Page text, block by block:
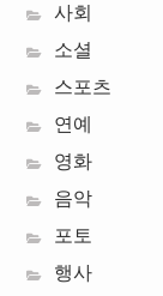
사회
소셜
스포츠
연예
영화
음악
포토
행사